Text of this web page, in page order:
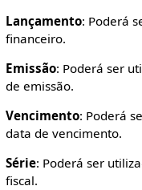
Lançamento: Poderá
financeiro.
Emissão: Poderá ser
de emissão.
Vencimento: Poderá
data de vencimento.
Série: Poderá ser
fiscal.